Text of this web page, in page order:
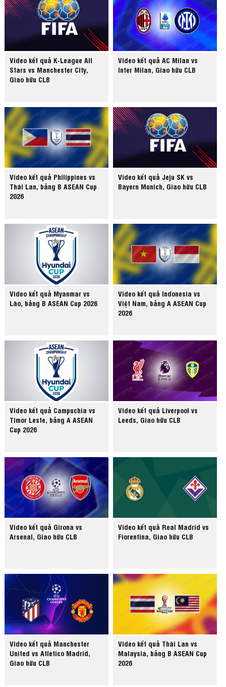
Video kết quả K-League All
Stars vs Manchester City,
Giao hữu CLB
Video kết quả AC Milan vs
Inter Milan, Giao hữu CLB
Video kết quả Philippines vs
Thái Lan, bảng B ASEAN Cup
2026
Video kết quả Jeju SK vs
Bayern Munich, Giao hữu CLB
Video kết quả Myanmar vs
Lào, bảng B ASEAN Cup 2026
Video kết quả Indonesia vs
Việt Nam, bảng A ASEAN Cup
2026
Video kết quả Campuchia vs
Timor Leste, bảng A ASEAN
Cup 2026
Video kết quả Liverpool vs
Leeds, Giao hữu CLB
Video kết quả Girona vs
Arsenal, Giao hữu CLB
Video kết quả Real Madrid vs
Fiorentina, Giao hữu CLB
Video kết quả Manchester
United vs Atletico Madrid,
Giao hữu CLB
Video kết quả Thái Lan vs
Malaysia, bảng B ASEAN Cup
2026